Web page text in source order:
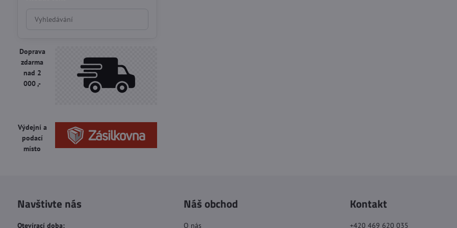
Prohledat
výsledky
fulltextem
Doprava
zdarma
nad 2
000 ,-
Výdejní a
podací
místo
Navštivte nás
Otevírací doba:
Náš obchod
O nás
Kontakt
+420 469 620 035